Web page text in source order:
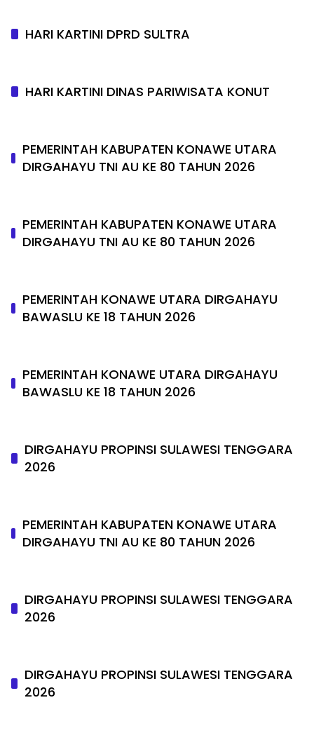
HARI KARTINI DPRD SULTRA
HARI KARTINI DINAS PARIWISATA KONUT
PEMERINTAH KABUPATEN KONAWE UTARA
DIRGAHAYU TNI AU KE 80 TAHUN 2026
PEMERINTAH KABUPATEN KONAWE UTARA
DIRGAHAYU TNI AU KE 80 TAHUN 2026
PEMERINTAH KONAWE UTARA DIRGAHAYU
BAWASLU KE 18 TAHUN 2026
PEMERINTAH KONAWE UTARA DIRGAHAYU
BAWASLU KE 18 TAHUN 2026
DIRGAHAYU PROPINSI SULAWESI TENGGARA
2026
PEMERINTAH KABUPATEN KONAWE UTARA
DIRGAHAYU TNI AU KE 80 TAHUN 2026
DIRGAHAYU PROPINSI SULAWESI TENGGARA
2026
DIRGAHAYU PROPINSI SULAWESI TENGGARA
2026